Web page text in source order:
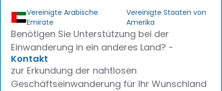
Vereinigte Arabische
Emirate
Vereinigte Staaten von
Amerika
Benötigen Sie Unterstützung bei der
Einwanderung in ein anderes Land? -
Kontakt
zur Erkundung der nahtlosen
Geschäftseinwanderung für Ihr Wunschland